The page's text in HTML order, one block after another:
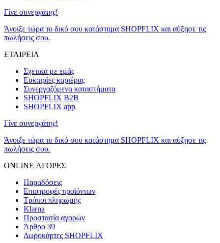
Γίνε συνεργάτης!
Άνοιξε τώρα το δικό σου κατάστημα SHOPFLIX και αύξησε τις
πωλήσεις σου.
ΕΤΑΙΡΕΙΑ
Σχετικά με εμάς
Ευκαιρίες καριέρας
Συνεργαζόμενα καταστήματα
SHOPFLIX B2B
SHOPFLIX app
Γίνε συνεργάτης!
Άνοιξε τώρα το δικό σου κατάστημα SHOPFLIX και αύξησε τις
πωλήσεις σου.
ONLINE ΑΓΟΡΕΣ
Παραδόσεις
Επιστροφές προϊόντων
Τρόποι πληρωμής
Klarna
Προστασία αγορών
Άρθρο 39
Δωροκάρτες SHOPFLIX